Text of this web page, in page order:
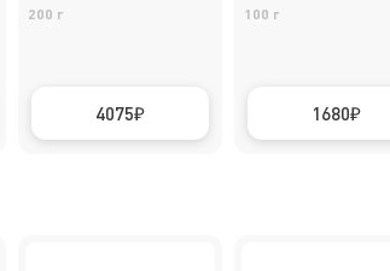
200 г
4075
100 г
1680